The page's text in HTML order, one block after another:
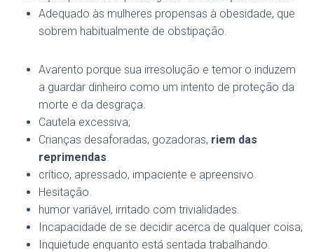
Adequado às mulheres propensas à obesidade, que
sobrem habitualmente de obstipação.
Avarento porque sua irresolução e temor o induzem
a guardar dinheiro como um intento de proteção da
morte e da desgraça.
Cautela excessiva;
Crianças desaforadas, gozadoras, riem das
reprimendas.
crítico, apressado, impaciente e apreensivo.
Hesitação.
humor variável, irritado com trivialidades.
Incapacidade de se decidir acerca de qualquer coisa;
Inquietude enquanto está sentada trabalhando.